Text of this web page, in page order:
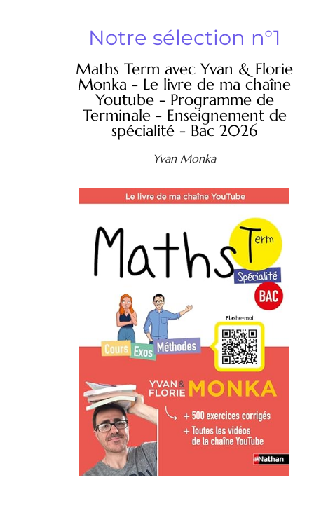
Notre sélection n°1
Maths Term avec Yvan & Florie
Monka - Le livre de ma chaîne
Youtube - Programme de
Terminale - Enseignement de
spécialité - Bac 2026
Yvan Monka